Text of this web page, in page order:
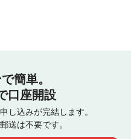
簡単。
口座開設
し込みが完結します。
送は不要です。